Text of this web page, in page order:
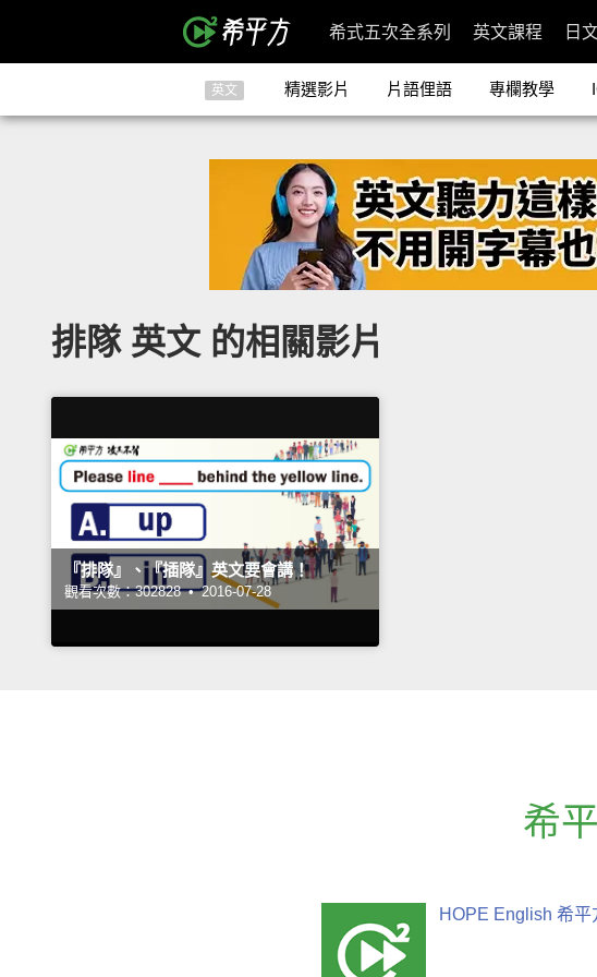
希式五次全系列 英文課程 日
英文 精選影片 片語俚語 專欄教學
排隊 英文 的相關影片
『排隊』、『插隊』英文要會講！
觀看次數：302828 • 2016-07-28
希
HOPE English 希平